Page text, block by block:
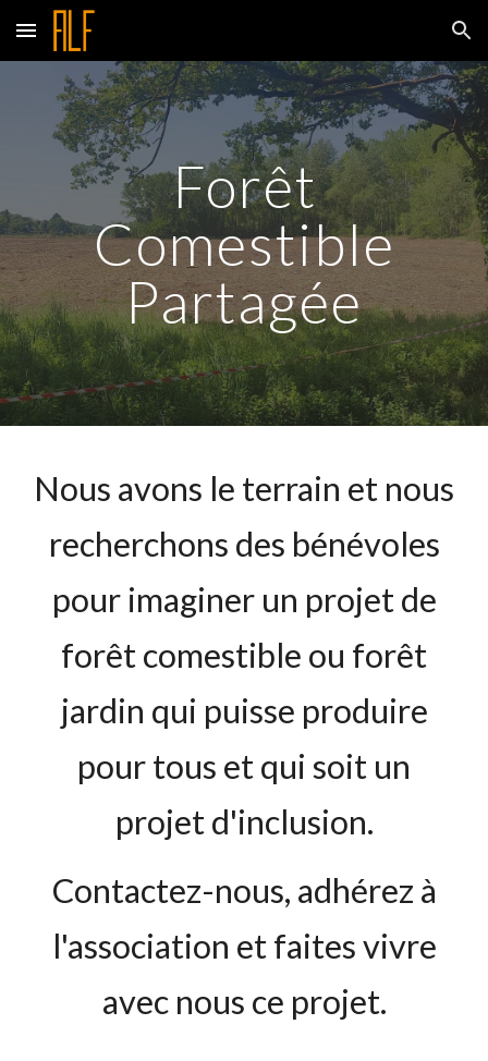
Skip to main content Skip to navigation
Forêt
Comestible
Partagée
Nous avons le terrain et nous
recherchons des bénévoles
pour imaginer un projet de
forêt comestible ou forêt
jardin qui puisse produire
pour tous et qui soit un
projet d'inclusion.
Contactez-nous, adhérez à
l'association et faites vivre
avec nous ce projet.